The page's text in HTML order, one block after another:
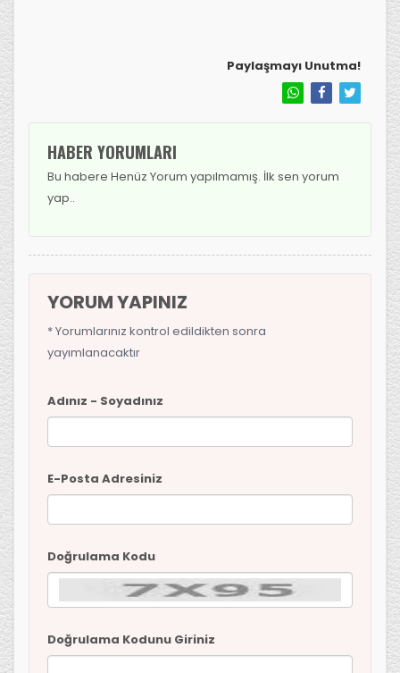
Paylaşmayı Unutma!
HABER YORUMLARI
Bu habere Henüz Yorum yapılmamış. İlk sen yorum
yap..
YORUM YAPINIZ
* Yorumlarınız kontrol edildikten sonra
yayımlanacaktır
Adınız - Soyadınız
E-Posta Adresiniz
Doğrulama Kodu
Doğrulama Kodunu Giriniz